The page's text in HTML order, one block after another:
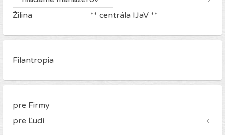
Žilina ** centrála IJaV **
Filantropia
pre Firmy
pre Ľudí